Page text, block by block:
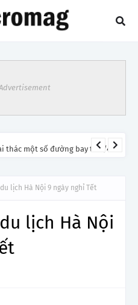
thác một số đường bay từ 1/4
lịch Hà Nội 9 ngày nghỉ Tết
lịch Hà Nội